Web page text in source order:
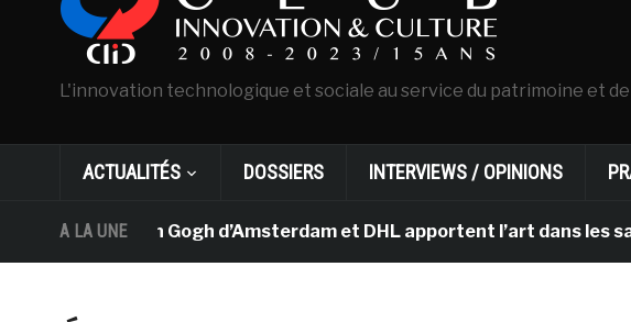
L'innovation technologique et sociale au service du patrimoine et
ACTUALITÉS DOSSIERS INTERVIEWS / OPINIONS
A LA UNE
musée Van Gogh d’Amsterdam et DHL apportent l’art dans les salles